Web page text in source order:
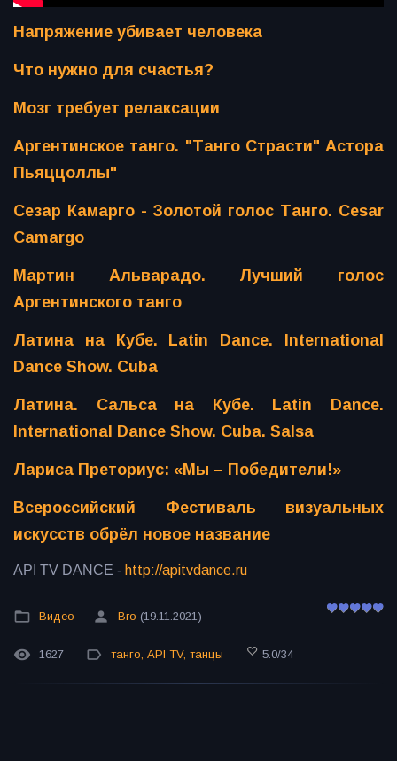
Напряжение убивает человека
Что нужно для счастья?
Мозг требует релаксации
Аргентинское танго. "Танго Страсти" Астора
Пьяццоллы"
Сезар Камарго - Золотой голос Танго. Cesar
Camargo
Мартин Альварадо. Лучший голос
Аргентинского танго
Латина на Кубе. Latin Dance. International
Dance Show. Cuba
Латина. Сальса на Кубе. Latin Dance.
International Dance Show. Cuba. Salsa
Лариса Преториус: «Мы – Победители!»
Всероссийский Фестиваль визуальных
искусств обрёл новое название
API TV DANCE - http://apitvdance.ru
Видео Bro (19.11.2021)
1627 танго, API TV, танцы 5.0/34